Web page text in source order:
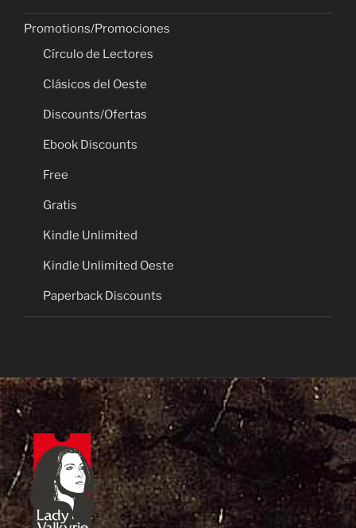
Promotions/Promociones
Círculo de Lectores
Clásicos del Oeste
Discounts/Ofertas
Ebook Discounts
Free
Gratis
Kindle Unlimited
Kindle Unlimited Oeste
Paperback Discounts